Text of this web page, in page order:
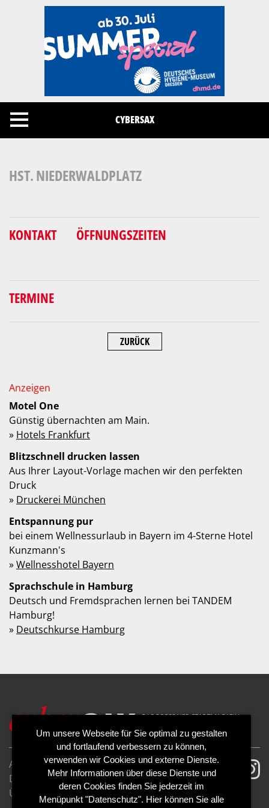
CYBERSAX
HST. NIEDERWALDPLATZ
KONTAKT ÖFFNUNGSZEITEN
TERMINE
ZURÜCK
Motel One
Günstig übernachten am Main.
» Hotels Frankfurt
Blitzschnell drucken lassen
Aus Ihrer Layout-Vorlage machen wir den perfekten
Druck
» Druckerei München
Entspannung pur
bei einem Wellnessurlaub in Bayern im 4-Sterne Hotel
Kunzmann's
»Wellnesshotel Bayern
Sprachschule in Hamburg
Deutsch und Fremdsprachen lernen bei TANDEM
Hamburg!
» Deutschkurse Hamburg
AGB
Impressum
Datenschutzerklärung
Cookies
Über uns
Kontakt
Mediadaten
Cookies management panel
Um unsere Webseite für Sie optimal zu gestalten
und fortlaufend verbessern zu können,
verwenden wir Cookies und externe Dienste.
Mehr Informationen über diese Dienste und
deren Cookies finden Sie jederzeit im
Menüpunkt "Datenschutz". Hier können Sie alle